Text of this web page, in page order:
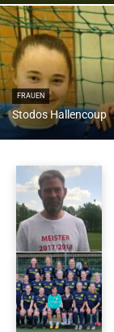
FRAUEN
Stodos Hallencoup